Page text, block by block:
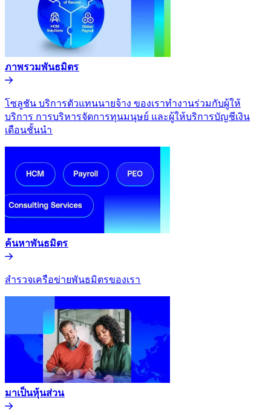
ภาพรวมพันธมิตร​​
โซลูชัน บริการตัวแทนนายจ้าง ของเราทำงานร่วมกับผู้ให้
บริการ การบริหารจัดการทุนมนุษย์ และผู้ให้บริการบัญชีเงิน
เดือนชั้นนำ​​
ค้นหาพันธมิตร​​
สำรวจเครือข่ายพันธมิตรของเรา​​
มาเป็นหุ้นส่วน​​